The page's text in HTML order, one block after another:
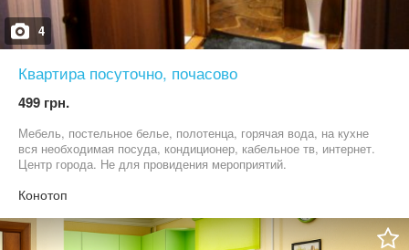
4
Квартира посуточно, почасово
499 грн.
Мебель, постельное белье, полотенца, горячая вода, на кухне
вся необходимая посуда, кондиционер, кабельное тв, интернет.
Центр города. Не для провидения мероприятий.
Конотоп